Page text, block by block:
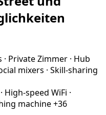
· Private Zimmer · Hub
mixers · Skill-sharing
· High-speed WiFi ·
machine+36